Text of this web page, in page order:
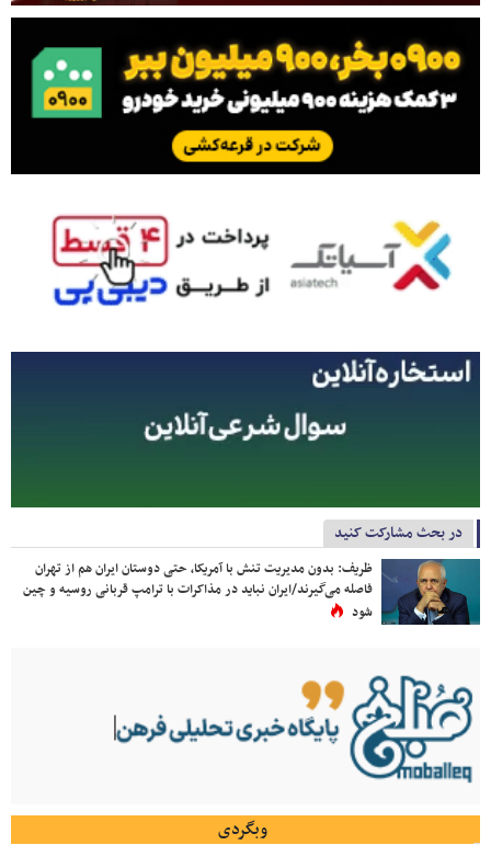
در بحث مشارکت کنید
ظریف: بدون مدیریت تنش با آمریکا، حتی دوستان ایران هم از تهران
فاصله می‌گیرند/ایران نباید در مذاکرات با ترامپ قربانی روسیه و چین
شود
وبگردی